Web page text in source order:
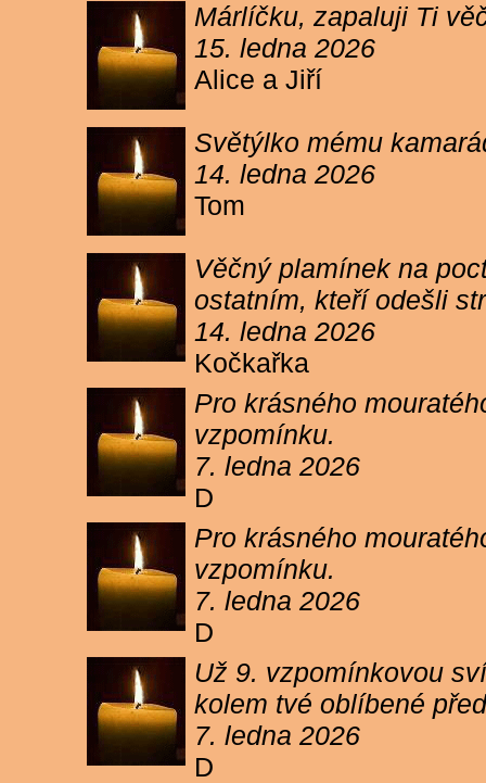
Márlíčku, zapaluji Ti
15. ledna 2026
Alice a Jiří
Světýlko mému
14. ledna 2026
Tom
Věčný plamínek na
ostatním, kteří odešli
14. ledna 2026
Kočkařka
Pro krásného
vzpomínku.
7. ledna 2026
D
Pro krásného
vzpomínku.
7. ledna 2026
D
Už 9. vzpomínkovou
kolem tvé oblíbené
7. ledna 2026
D